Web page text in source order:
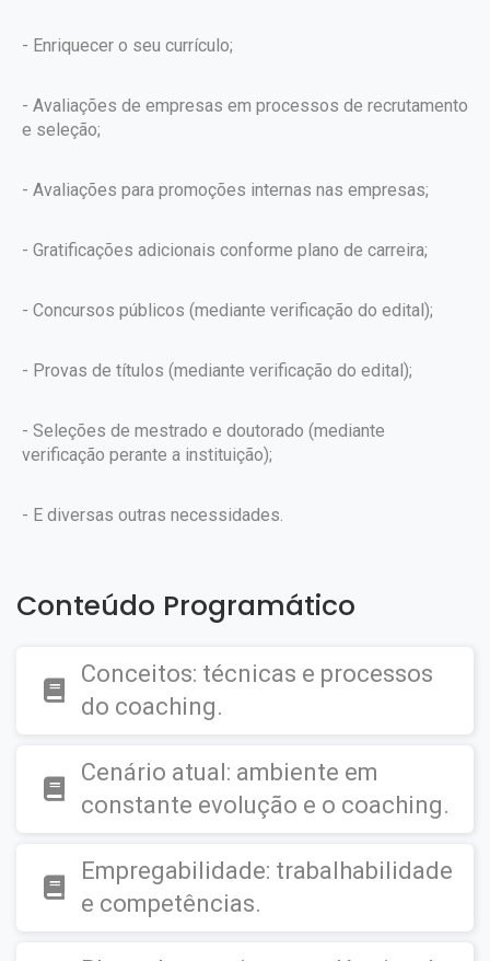
- Enriquecer o seu currículo;
- Avaliações de empresas em processos de recrutamento
e seleção;
- Avaliações para promoções internas nas empresas;
- Gratificações adicionais conforme plano de carreira;
- Concursos públicos (mediante verificação do edital);
- Provas de títulos (mediante verificação do edital);
- Seleções de mestrado e doutorado (mediante
verificação perante a instituição);
- E diversas outras necessidades.
Conteúdo Programático
Conceitos: técnicas e processos
do coaching.
Cenário atual: ambiente em
constante evolução e o coaching.
Empregabilidade: trabalhabilidade
e competências.